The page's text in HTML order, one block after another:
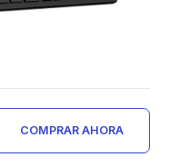
COMPRAR AHORA